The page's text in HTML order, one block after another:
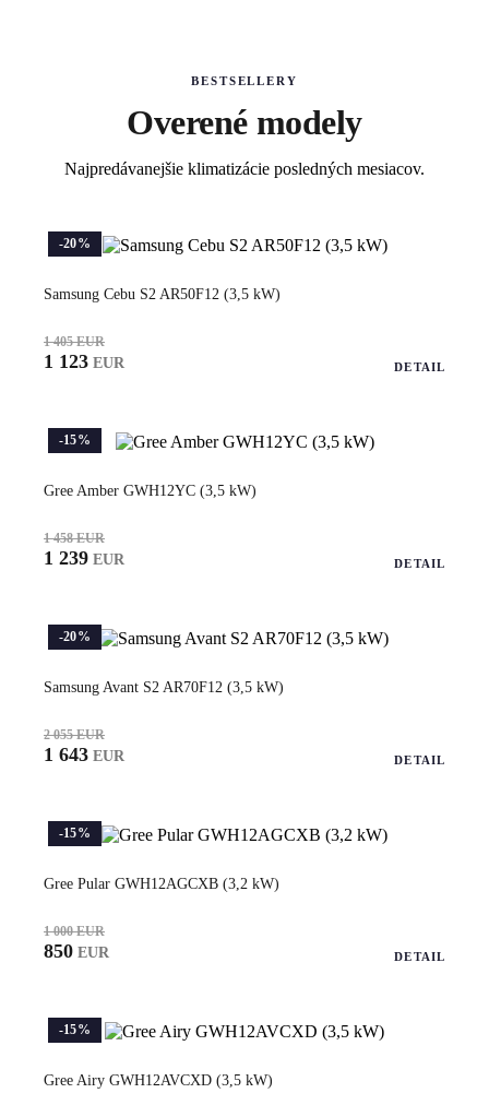
BESTSELLERY
Overené modely
Najpredávanejšie klimatizácie posledných mesiacov.
-20%
Samsung Cebu S2 AR50F12 (3,5 kW)
1 405 EUR
1 123 EUR DETAIL
-15%
Gree Amber GWH12YC (3,5 kW)
1 458 EUR
1 239 EUR DETAIL
-20%
Samsung Avant S2 AR70F12 (3,5 kW)
2 055 EUR
1 643 EUR DETAIL
-15%
Gree Pular GWH12AGCXB (3,2 kW)
1 000 EUR
850 EUR DETAIL
-15%
Gree Airy GWH12AVCXD (3,5 kW)